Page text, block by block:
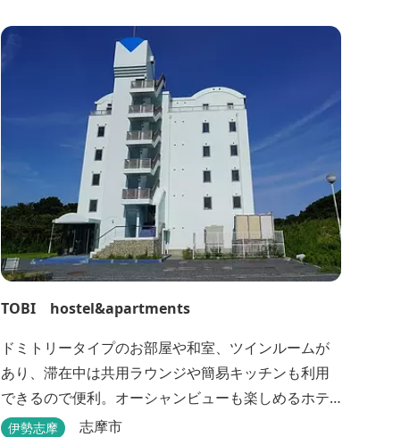
TOBI hostel&apartments
ドミトリータイプのお部屋や和室、ツインルームが
あり、滞在中は共用ラウンジや簡易キッチンも利用
できるので便利。オーシャンビューも楽しめるホテ
ルです。
伊勢志摩 志摩市